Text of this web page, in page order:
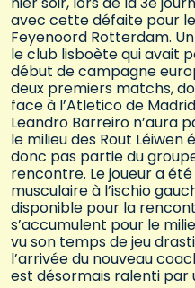
avec cette défaite pour
Feyenoord Rotterdam.
le club lisboète qui avait
début de campagne
deux premiers matchs,
face à l’Atletico de
Leandro Barreiro n’aura
le milieu des Rout
donc pas partie du
rencontre. Le joueur a
musculaire à l’ischio
disponible pour la
s’accumulent pour le
vu son temps de jeu
l’arrivée du nouveau
est désormais ralenti par